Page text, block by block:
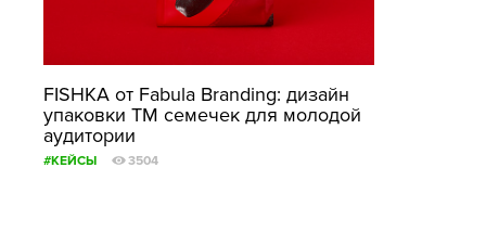
FISHKA от Fabula Branding: дизайн
упаковки ТМ семечек для молодой
аудитории
#КЕЙСЫ 3504